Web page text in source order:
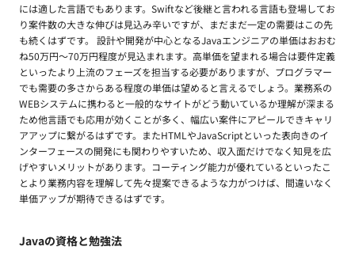
には適した言語でもあります。Swiftなど後継と言われる言語も登場してお
り案件数の大きな伸びは見込み辛いですが、まだまだ一定の需要はこの先
も続くはずです。 設計や開発が中心となるJavaエンジニアの単価はおおむ
ね50万円〜70万円程度が見込まれます。高単価を望まれる場合は要件定義
といったより上流のフェーズを担当する必要がありますが、プログラマー
でも需要の多さからある程度の単価は望めると言えるでしょう。業務系の
WEBシステムに携わると一般的なサイトがどう動いているか理解が深まる
ため他言語でも応用が効くことが多く、幅広い案件にアピールできキャリ
アアップに繋がるはずです。またHTMLやJavaScriptといった表向きのイ
ンターフェースの開発にも関わりやすいため、収入面だけでなく知見を広
げやすいメリットがあります。コーティング能力が優れているといったこ
とより業務内容を理解して先々提案できるような力がつけば、間違いなく
単価アップが期待できるはずです。
Javaの資格と勉強法